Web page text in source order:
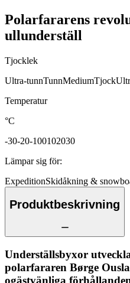
Polarfararens
ullunderställ
Tjocklek
Ultra-tunnTunnMediumTjock
Temperatur
°C
-30-20-100102030
Lämpar sig för:
ExpeditionSkidåkning &
Produktbeskrivning
Underställsbyxor
polarfararen Børge
ogästvänliga